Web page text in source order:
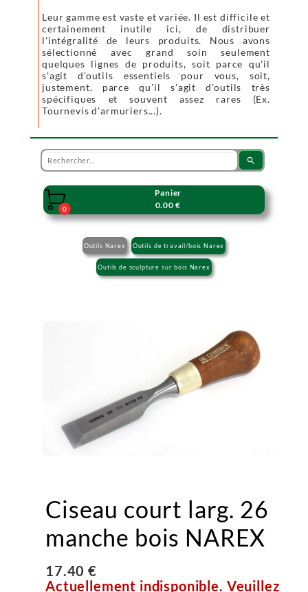
Leur gamme est vaste et variée. Il est difficile et
certainement inutile ici, de distribuer
l'intégralité de leurs produits. Nous avons
sélectionné avec grand soin seulement
quelques lignes de produits, soit parce qu'il
s'agit d'outils essentiels pour vous, soit,
justement, parce qu'il s'agit d'outils très
spécifiques et souvent assez rares (Ex.
Tournevis d'armuriers...).
search

0
Panier
0.00 €
Outils Narex Outils de travail/bois Narex
Outils de sculpture sur bois Narex
Ciseau court larg. 26
manche bois NAREX
17.40 €
Actuellement indisponible. Veuillez